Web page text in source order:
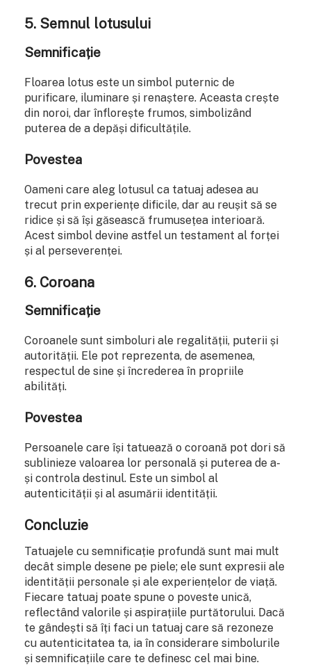
5. Semnul lotusului
Semnificație
Floarea lotus este un simbol puternic de
purificare, iluminare și renaștere. Aceasta crește
din noroi, dar înflorește frumos, simbolizând
puterea de a depăși dificultățile.
Povestea
Oameni care aleg lotusul ca tatuaj adesea au
trecut prin experiențe dificile, dar au reușit să se
ridice și să își găsească frumusețea interioară.
Acest simbol devine astfel un testament al forței
și al perseverenței.
6. Coroana
Semnificație
Coroanele sunt simboluri ale regalității, puterii și
autorității. Ele pot reprezenta, de asemenea,
respectul de sine și încrederea în propriile
abilități.
Povestea
Persoanele care își tatuează o coroană pot dori să
sublinieze valoarea lor personală și puterea de a-
și controla destinul. Este un simbol al
autenticității și al asumării identității.
Concluzie
Tatuajele cu semnificație profundă sunt mai mult
decât simple desene pe piele; ele sunt expresii ale
identității personale și ale experiențelor de viață.
Fiecare tatuaj poate spune o poveste unică,
reflectând valorile și aspirațiile purtătorului. Dacă
te gândești să îți faci un tatuaj care să rezoneze
cu autenticitatea ta, ia în considerare simbolurile
și semnificațiile care te definesc cel mai bine.